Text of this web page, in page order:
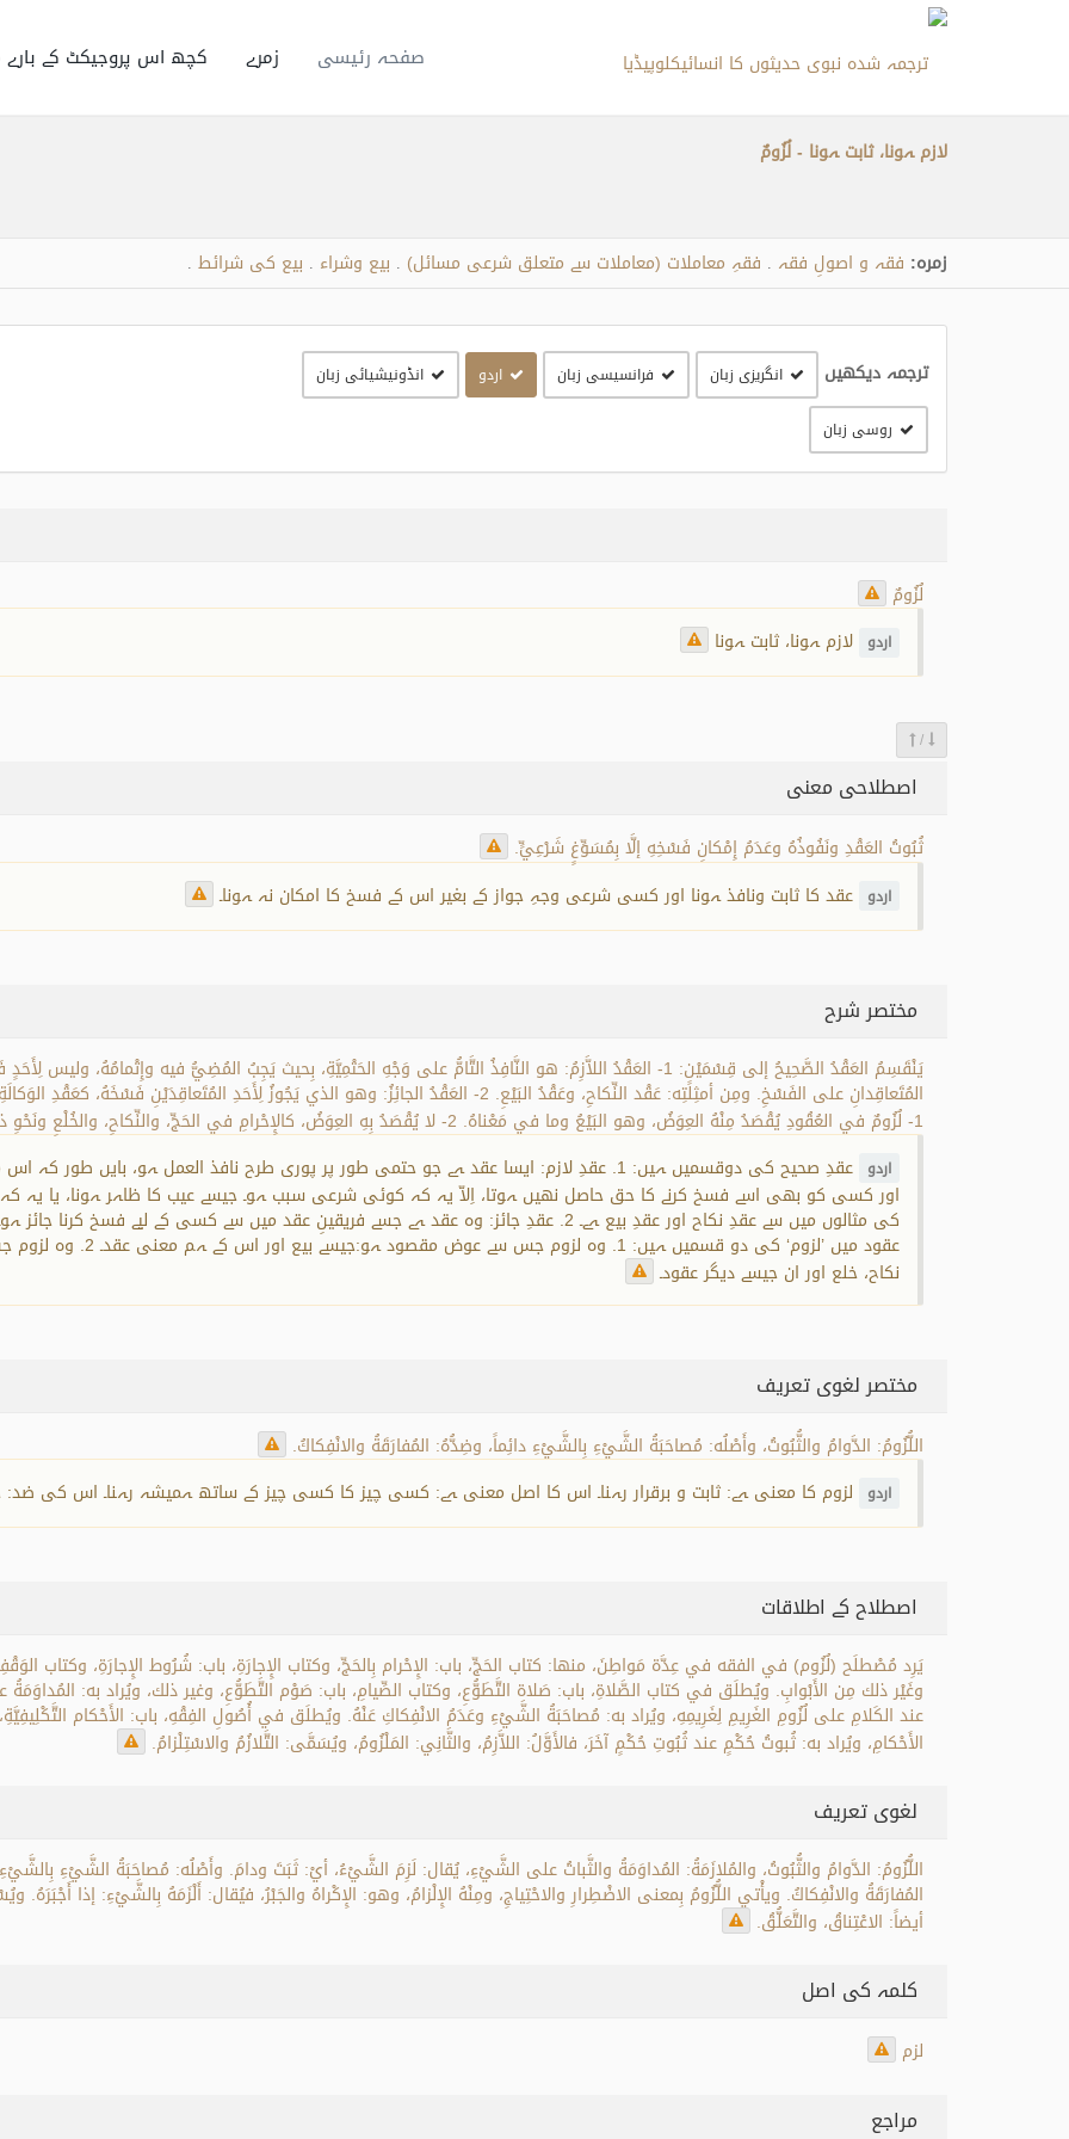
صفحہ رئیسی زمرے کچھ اس پروجیکٹ کے بارے
لازم ہونا، ثابت ہونا - لُزُومٌ
زمره: فقہ و اصولِ فقہ فقہِ معاملات (معاملات سے متعلق شرعی مسائل) بیع وشراء بیع کی شرائط
ترجمہ دیکھیں انگریزی زبان فرانسیسی زبان اردو انڈونیشیائی زبان
روسی زبان
لُزُومٌ
اردو لازم ہونا، ثابت ہونا
/
اصطلاحی معنی
ثُبُوتُ العَقْدِ ونَفُوذُهُ وعَدَمُ إِمْكانِ فَسْخِهِ إلَّا بِمُسَوِّغٍ شَرْعِيٍّ.
اردو عقد کا ثابت ونافذ ہونا اور کسی شرعی وجہِ جواز کے بغیر اس کے فسخ کا امکان نہ ہونا۔
مختصر شرح
يَنْقَسِمُ العَقْدُ الصَّحِيحُ إلى قِسْمَيْنِ: 1- العَقْدُ اللاَّزِمُ: هو النَّافِذُ التَّامُّ على وَجْهِ الحَتْمِيَّةِ، بِحيث يَجِبُ المُضِيُّ فيه
المُتَعاقِدانِ على الفَسْخِ. ومِن أمثِلَتِه: عَقْد النِّكاحِ، وعَقْدُ البَيْعِ. 2- العَقْدُ الجائِزُ: وهو الذي يَجُوزُ لِأَحَدِ
1- لُزُومٌ في العُقُودِ يُقْصَدُ مِنْهُ العِوَضُ، وهو البَيْعُ وما في مَعْناهُ. 2- لا يُقْصَدُ بِهِ العِوَضُ، كالإِحْرامِ في الحَجِّ، والنِّكاحِ، والخُلْعِ ونَحْوِ ذلك.
اردو
عقدِ صحیح کی دوقسمیں ہیں: 1. عقدِ لازم: ایسا عقد ہے جو حتمی طور پر پوری طرح نافذ العمل ہو، بایں
اور کسی کو بھی اسے فسخ کرنے کا حق حاصل نھیں ہوتا، اِلاّ یہ کہ کوئی شرعی سبب ہو۔ جیسے عیب کا ظاہر ہونا، یا یہ کہ
کی مثالوں میں سے عقدِ نکاح اور عقدِ بیع ہے۔ 2. عقدِ جائز: وہ عقد ہے جسے فریقینِ عقد میں سے کسی کے
عقود میں ’لزوم‘ کی دو
نکاح، خلع اور ان جیسے دیگر عقود۔
مختصر لغوی تعریف
اللُّزُومُ: الدَّوامُ والثُّبُوتُ، وأَصْلُه: مُصاحَبَةُ الشَّيْءِ بِالشَّيْءِ دائِماً، وضِدُّهُ: المُفارَقَةُ والانْفِكاكُ.
اردو لزوم کا معنی ہے: ثابت و برقرار رہنا۔ اس کا اصل معنی ہے: کسی چیز کا کسی چیز کے ساتھ ہمیشہ رہنا۔ اس کی ضد:
اصطلاح کے اطلاقات
يَرِد مُصْطلَح (لُزُوم) في الفقه في عِدَّة مَواطِنَ، منها: كتاب الحَجِّ، باب: الإِحْرام بِالحَجِّ، وكتاب الإِجارَةِ، باب: شُرُوط الإِجارَةِ، وكتاب
وغَيْر ذلك مِن الأَبْوابِ. ويُطلَق في كتاب الصَّلاةِ، باب: صَلاة التَّطَوُّعِ، وكتاب الصِّيامِ، باب: صَوْم التَّطَوُّعِ، وغير ذلك، ويُراد به:
عند الكَلامِ على لُزُومِ الغَرِيمِ لِغَرِيمِهِ، ويُراد به: مُصاحَبَةُ الشَّيْءِ وعَدَمُ الانْفِكاكِ عَنْهُ. ويُطلَق في أُصُولِ الفِقْهِ، باب: الأَحْكام
الأَحْكامِ، ويُراد به: ثُبوتُ حُكْمٍ عند ثُبُوتِ حُكْمٍ آخَرَ، فالأَوَّلُ: اللاَّزِمُ، والثَّانِي: المَلْزُومُ، ويُسَمَّى: التَّلازُمُ والاسْتِلْزامُ.
لغوی تعریف
اللُّزُومُ: الدَّوامُ والثُّبُوتُ، والمُلازَمَةُ: المُداوَمَةُ والثَّباتُ على الشَّيْءِ، يُقال: لَزِمَ الشَّيْءُ، أيْ: ثَبَتَ ودامَ. وأَصْلُه: مُصاحَبَةُ الشَّيْءِ بِالشَّيْءِ
المُفارَقَةُ والانْفِكاكُ. ويأْتي اللُّزُومُ بِمعنى الاضْطِرارِ والاحْتِياجِ، ومِنْهُ الإِلْزامُ، وهو: الإِكْراهُ والجَبْرُ، فيُقال: أَلْزَمَهُ بِالشَّيْءِ: إذا
أيضاً: الاعْتِناقُ، والتَّعَلُّقُ.
کلمہ کی اصل
لزم
مراجع